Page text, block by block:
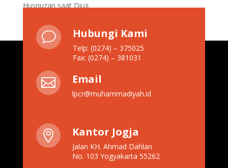
Husnuzan saat Diuji
v Hubungi Kami
Telp: (0274) – 375025
Fax: (0274) – 381031
 Email
lpcr@muhammadiyah.id
 Kantor Jogja
Jalan KH. Ahmad Dahlan
No. 103 Yogyakarta 55262